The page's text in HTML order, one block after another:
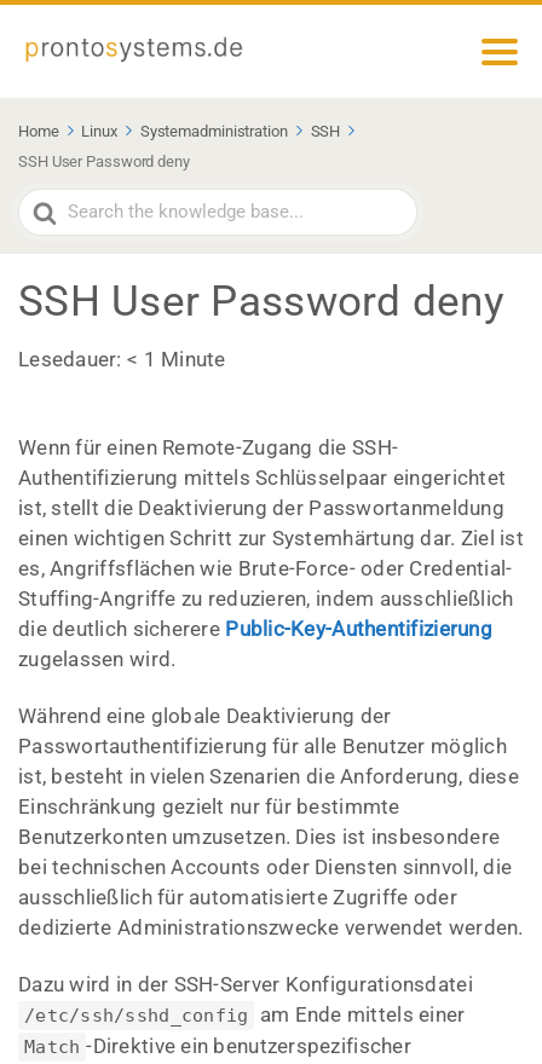
Home Linux Systemadministration
SSH
SSH User Password deny
Search
For
SSH User Password deny
Lesedauer: < 1 Minute
Wenn für einen Remote-Zugang die SSH-
Authentifizierung mittels Schlüsselpaar eingerichtet
ist, stellt die Deaktivierung der Passwortanmeldung
einen wichtigen Schritt zur Systemhärtung dar. Ziel ist
es, Angriffsflächen wie Brute-Force- oder Credential-
Stuffing-Angriffe zu reduzieren, indem ausschließlich
die deutlich sicherere Public-Key-Authentifizierung
zugelassen wird.
Während eine globale Deaktivierung der
Passwortauthentifizierung für alle Benutzer möglich
ist, besteht in vielen Szenarien die Anforderung, diese
Einschränkung gezielt nur für bestimmte
Benutzerkonten umzusetzen. Dies ist insbesondere
bei technischen Accounts oder Diensten sinnvoll, die
ausschließlich für automatisierte Zugriffe oder
dedizierte Administrationszwecke verwendet werden.
Dazu wird in der SSH-Server Konfigurationsdatei
/etc/ssh/sshd_config am Ende mittels einer
Match -Direktive ein benutzerspezifischer